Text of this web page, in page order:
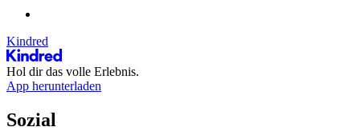
Kindred
Hol dir das volle Erlebnis.
App herunterladen
Sozial